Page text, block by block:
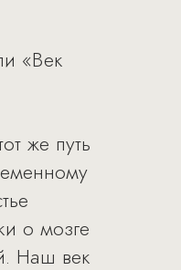
«Век
же путь
о мозге
Наш век